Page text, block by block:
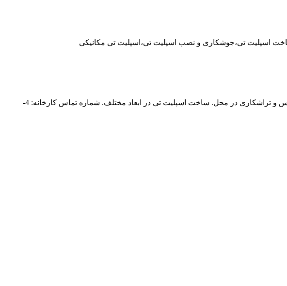
اسپلیت تی،جوشکاری و نصب اسپلیت تی،اسپلیت تی مکانیکی
پیشگام صنعت ابزار؛ مجری عملیات های هات تپ و استاپل. ارائه دهنده خدمات خطوط لوله شامل لاین استاپ، بای پس و تراشکاری در محل. ساخت اسپلیت تی در ابعاد مختلف. شماره تماس کارخانه: 4-